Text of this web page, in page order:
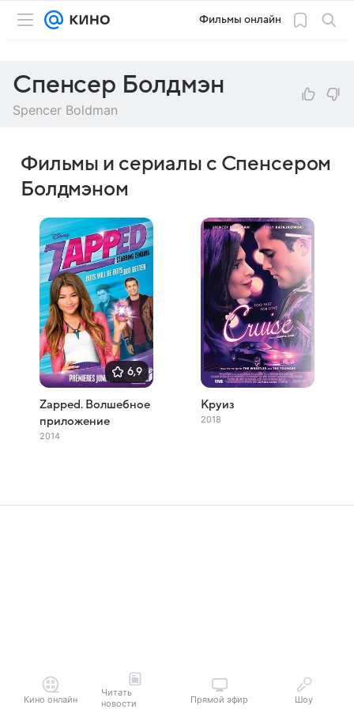
Фильмы онлайн
Спенсер Болдмэн
Spencer Boldman
Фильмы и сериалы с Спенсером
Болдмэном
6,9
Zapped. Волшебное
приложение
2014
Круиз
2018
Кино онлайн
Читать
новости
Прямой эфир Шоу